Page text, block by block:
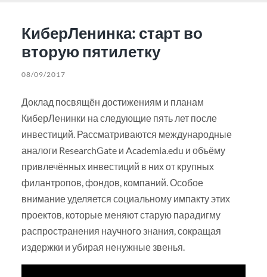
КиберЛенинка: старт во
вторую пятилетку
08/09/2017
Доклад посвящён достижениям и планам
КиберЛенинки на следующие пять лет после
инвестиций. Рассматриваются международные
аналоги ResearchGate и Academia.edu и объёму
привлечённых инвестиций в них от крупных
филантропов, фондов, компаний. Особое
внимание уделяется социальному импакту этих
проектов, которые меняют старую парадигму
распространения научного знания, сокращая
издержки и убирая ненужные звенья.